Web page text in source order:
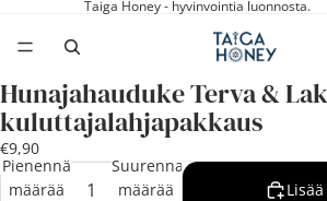
Taiga Honey - hyvinvointia luonnosta.
Avaa
kuva
koko
näytön
tilassa
Hunajahauduke Terva &
kuluttajalahjapakkaus
€9,90
Pienennä
määrää
Suurenna
määrää